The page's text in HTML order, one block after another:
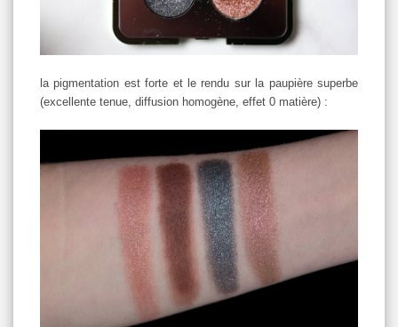
la pigmentation est forte et le rendu sur la paupière superbe
(excellente tenue, diffusion homogène, effet 0 matière) :